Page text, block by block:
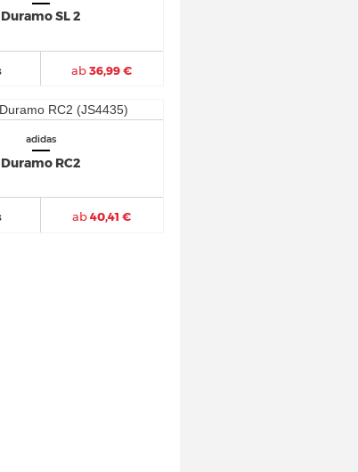
Duramo SL 2
ab36,99 €
adidas
Duramo RC2
ab40,41 €